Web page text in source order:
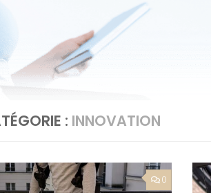
: INNOVATION
0